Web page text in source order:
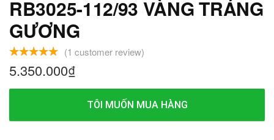
RB3025-112/93 VÀNG TRÁNG
GƯƠNG
(1 customer review)
5.350.000₫
TÔI MUỐN MUA HÀNG